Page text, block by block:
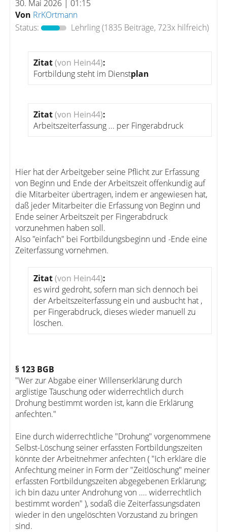
30. Mai 2026 | 01:15
Von RrKOrtmann
Status:
Lehrling(1835 Beiträge, 723x hilfreich)
Zitat(von Hein44):
Fortbildung steht im Dienstplan
Zitat(von Hein44):
Arbeitszeiterfassung ... per Fingerabdruck
Hier hat der Arbeitgeber seine Pflicht zur Erfassung
von Beginn und Ende der Arbeitszeit offenkundig auf
die Mitarbeiter übertragen, indem er angewiesen hat,
daß jeder Mitarbeiter die Erfassung von Beginn und
Ende seiner Arbeitszeit per Fingerabdruck
vorzunehmen haben soll.
Also "einfach" bei Fortbildungsbeginn und -Ende eine
Zeiterfassung vornehmen.
Zitat(von Hein44):
es wird gedroht, sofern man sich dennoch bei
der Arbeitszeiterfassung ein und ausbucht hat ,
per Fingerabdruck, dieses wieder manuell zu
löschen.
§ 123 BGB
"Wer zur Abgabe einer Willenserklärung durch
arglistige Täuschung oder widerrechtlich durch
Drohung bestimmt worden ist, kann die Erklärung
anfechten."
Eine durch widerrechtliche "Drohung" vorgenommene
Selbst-Löschung seiner erfassten Fortbildungszeiten
könnte der Arbeitnehmer anfechten ( "Ich erkläre die
Anfechtung meiner in Form der "Zeitlöschung" meiner
erfassten Fortbildungszeiten abgegebenen Erklärung;
ich bin dazu unter Androhung von .... widerrechtlich
bestimmt worden" ), sodaß die Zeiterfassungsdaten
wieder in den ungelöschten Vorzustand zu bringen
sind.